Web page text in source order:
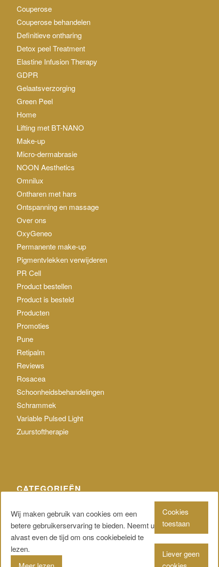
Couperose
Couperose behandelen
Definitieve ontharing
Detox peel Treatment
Elastine Infusion Therapy
GDPR
Gelaatsverzorging
Green Peel
Home
Lifting met BT-NANO
Make-up
Micro-dermabrasie
NOON Aesthetics
Omnilux
Ontharen met hars
Ontspanning en massage
Over ons
OxyGeneo
Permanente make-up
Pigmentvlekken verwijderen
PR Cell
Product bestellen
Product is besteld
Producten
Promoties
Pune
Retipalm
Reviews
Rosacea
Schoonheidsbehandelingen
Schrammek
Variable Pulsed Light
Zuurstoftherapie
CATEGORIEËN
© 2015 - Instituut Dominique. Alle rechten voorbehouden. | Designed by
Wij maken gebruik van cookies om een
betere gebruikerservaring te bieden. Neemt u
alvast even de tijd om ons cookiebeleid te
lezen.
Cookies
toestaan
Liever geen